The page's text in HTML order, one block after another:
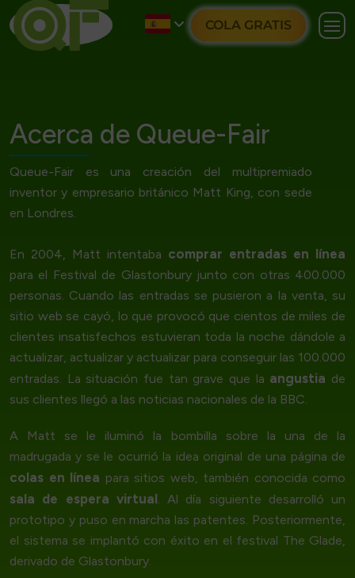
COLA GRATIS
Acerca de Queue-Fair
Queue-Fair es una creación del multipremiado
inventor y empresario británico Matt King, con sede
en Londres.
En 2004, Matt intentaba comprar entradas en línea
para el Festival de Glastonbury junto con otras 400.000
personas. Cuando las entradas se pusieron a la venta, su
sitio web se cayó, lo que provocó que cientos de miles de
clientes insatisfechos estuvieran toda la noche dándole a
actualizar, actualizar y actualizar para conseguir las 100.000
entradas. La situación fue tan grave que la angustia de
sus clientes llegó a las noticias nacionales de la BBC.
A Matt se le iluminó la bombilla sobre la una de la
madrugada y se le ocurrió la idea original de una página de
colas en línea para sitios web, también conocida como
sala de espera virtual. Al día siguiente desarrolló un
prototipo y puso en marcha las patentes. Posteriormente,
el sistema se implantó con éxito en el festival The Glade,
derivado de Glastonbury.